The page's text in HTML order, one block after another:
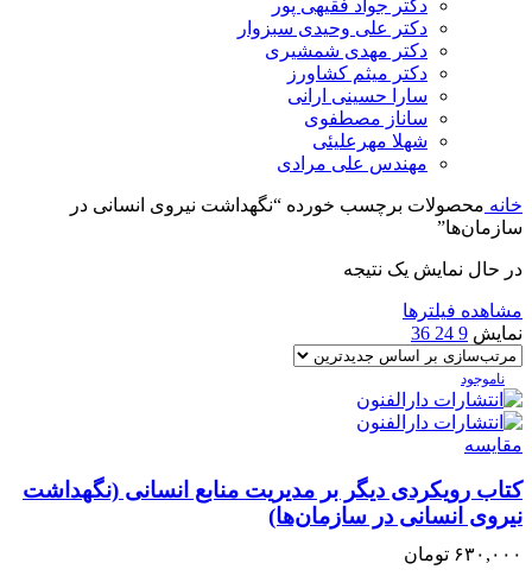
دکتر جواد فقیهی پور
دکتر علی وحیدی سبزوار
دکتر مهدی شمشیری
دکتر میثم کشاورز
سارا حسینی ارانی
ساناز مصطفوی
شهلا مهرعلیئی
مهندس علی مرادی
خانه محصولات برچسب خورده “نگهداشت نیروی انسانی در
سازمان‌ها”
در حال نمایش یک نتیجه
مشاهده فیلترها
نمایش 9
24
36
ناموجود
مقایسه
کتاب رویکردی دیگر بر مدیریت منابع انسانی (نگهداشت
نیروی انسانی در سازمان‌ها)
۶۳۰,۰۰۰ تومان